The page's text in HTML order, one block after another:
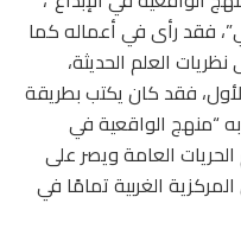
فقد رأى في أعماله كما
العلم الحديثة،
فقد كان يكتب بطريقة
“منهج الواقعية في
الحريات العامة ويصر على
الغربية تمامًا في